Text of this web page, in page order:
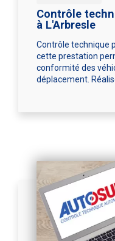
Contrôle
à L'Arbresle
Contrôle technique
cette prestation
conformité des
déplacement.